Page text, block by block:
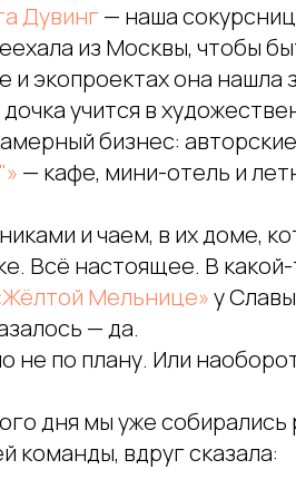
Дувинг— наша
из Москвы, чтобы
и экопроектах она
учится в
бизнес:
— кафе, мини-отель и
и чаем, в их доме,
Всё настоящее. В
Мельнице»у
— да.
не по плану. Или
дня мы уже собирались
команды, вдруг сказала: